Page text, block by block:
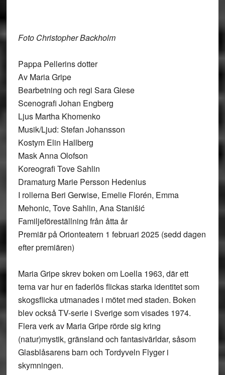
Foto Christopher Backholm
Pappa Pellerins dotter
Av Maria Gripe
Bearbetning och regi Sara Giese
Scenografi Johan Engberg
Ljus Martha Khomenko
Musik/Ljud: Stefan Johansson
Kostym Elin Hallberg
Mask Anna Olofson
Koreografi Tove Sahlin
Dramaturg Marie Persson Hedenius
I rollerna Beri Gerwise, Emelie Florén, Emma
Mehonic, Tove Sahlin, Ana Stanišić
Familjeföreställning från åtta år
Premiär på Orionteatern 1 februari 2025 (sedd dagen
efter premiären)
Maria Gripe skrev boken om Loella 1963, där ett
tema var hur en faderlös flickas starka identitet som
skogsflicka utmanades i mötet med staden. Boken
blev också TV-serie i Sverige som visades 1974.
Flera verk av Maria Gripe rörde sig kring
(natur)mystik, gränsland och fantasivärldar, såsom
Glasblåsarens barn och Tordyveln Flyger i
skymningen.